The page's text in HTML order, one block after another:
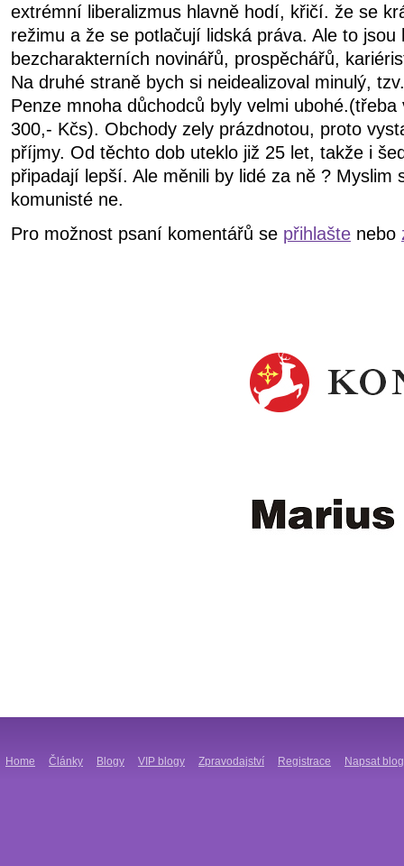
extrémní liberalizmus hlavně hodí, křičí. že se
režimu a že se potlačují lidská práva. Ale to jsou
bezcharakterních novinářů, prospěchářů,
Na druhé straně bych si neidealizoval minulý,
Penze mnoha důchodců byly velmi
300,- Kčs). Obchody zely prázdnotou, proto
příjmy. Od těchto dob uteklo již 25 let, takže i
připadají lepší. Ale měnili by lidé za ně ? Myslim
komunisté ne.
Pro možnost psaní komentářů se přihlašte nebo
Home Články Blogy VIP blogy Zpravodajství Registrace Napsat blog